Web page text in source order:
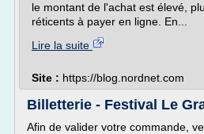
le montant de l'achat est élevé,
réticents à payer en ligne. En...
Lire la suite
Site : https://blog.nordnet.com
Billetterie - Festival Le
Afin de valider votre commande,